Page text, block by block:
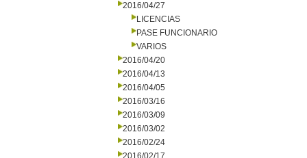
2016/04/27
LICENCIAS
PASE FUNCIONARIO
VARIOS
2016/04/20
2016/04/13
2016/04/05
2016/03/16
2016/03/09
2016/03/02
2016/02/24
2016/02/17